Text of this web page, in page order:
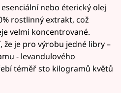
nebo éterický olej
rostlinný extrakt, což
velmi koncentrované.
že je pro výrobu jedné libry –
- levandulového
téměř sto kilogramů květů